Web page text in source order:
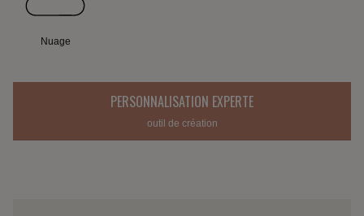
Nuage
PERSONNALISATION EXPERTE
outil de création